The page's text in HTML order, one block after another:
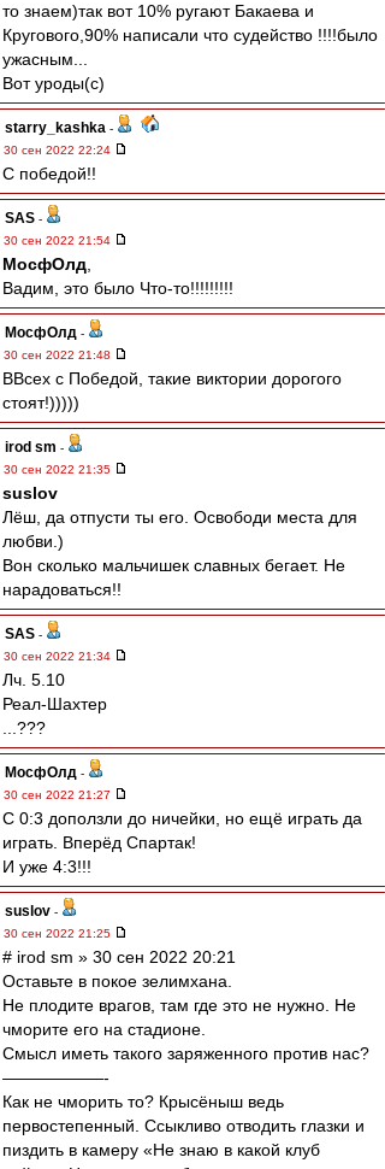
то знаем)так вот 10% ругают Бакаева и
Кругового,90% написали что судейство !!!!было
ужасным...
Вот уроды(с)
starry_kashka -
30 сен 2022 22:24
С победой!!
SAS -
30 сен 2022 21:54
МосфОлд
Вадим, это было Что-то!!!!!!!!!
МосфОлд -
30 сен 2022 21:48
ВВсех с Победой, такие виктории дорогого
стоят!)))))
irod sm -
30 сен 2022 21:35
suslov
Лёш, да отпусти ты его. Освободи места для
любви.)
Вон сколько мальчишек славных бегает. Не
нарадоваться!!
SAS -
30 сен 2022 21:34
Лч. 5.10
Реал-Шахтер
...???
МосфОлд -
30 сен 2022 21:27
С 0:3 доползли до ничейки, но ещё играть да
играть. Вперёд Спартак!
И уже 4:3!!!
suslov -
30 сен 2022 21:25
# irod sm » 30 сен 2022 20:21
Оставьте в покое зелимхана.
Не плодите врагов, там где это не нужно. Не
чморите его на стадионе.
Смысл иметь такого заряженного против нас?
——————-
Как не чморить то? Крысёныш ведь
первостепенный. Ссыкливо отводить глазки и
пиздить в камеру «Не знаю в какой клуб